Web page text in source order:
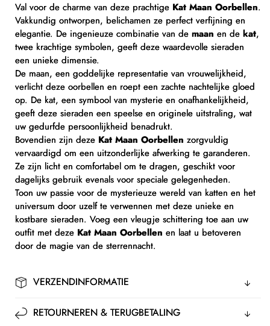
Val voor de charme van deze prachtige Kat Maan Oorbellen.
Vakkundig ontworpen, belichamen ze perfect verfijning en
elegantie. De ingenieuze combinatie van de maan en de kat,
twee krachtige symbolen, geeft deze waardevolle sieraden
een unieke dimensie.
De maan, een goddelijke representatie van vrouwelijkheid,
verlicht deze oorbellen en roept een zachte nachtelijke gloed
op. De kat, een symbool van mysterie en onafhankelijkheid,
geeft deze sieraden een speelse en originele uitstraling, wat
uw gedurfde persoonlijkheid benadrukt.
Bovendien zijn deze Kat Maan Oorbellen zorgvuldig
vervaardigd om een uitzonderlijke afwerking te garanderen.
Ze zijn licht en comfortabel om te dragen, geschikt voor
dagelijks gebruik evenals voor speciale gelegenheden.
Toon uw passie voor de mysterieuze wereld van katten en het
universum door uzelf te verwennen met deze unieke en
kostbare sieraden. Voeg een vleugje schittering toe aan uw
outfit met deze Kat Maan Oorbellen en laat u betoveren
door de magie van de sterrennacht.
VERZENDINFORMATIE
RETOURNEREN & TERUGBETALING